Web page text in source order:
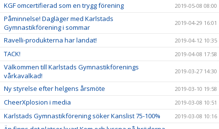
KGF omcertifierad som en trygg förening 2019-05-08 08:00
Påminnelse! Dagläger med Karlstads
Gymnastikförening i sommar
2019-04-29 16:01
Ravelli-produkterna har landat! 2019-04-12 10:35
TACK! 2019-04-08 17:58
Välkommen till Karlstads Gymnastikförenings
vårkavalkad!
2019-03-27 14:30
Ny styrelse efter helgens årsmöte 2019-03-10 19:58
CheerXplosion i media 2019-03-08 10:51
Karlstads Gymnastikförening söker Kanslist 75-100% 2019-03-08 10:16